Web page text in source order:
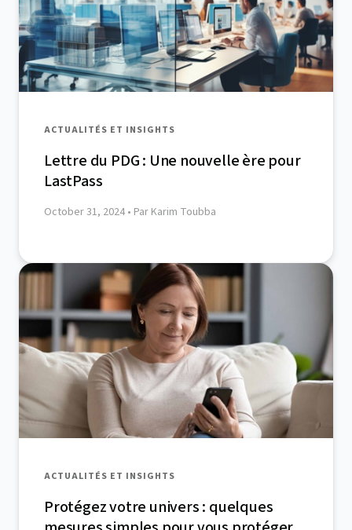
ACTUALITÉS ET INSIGHTS
Lettre du PDG : Une nouvelle ère pour
LastPass
October 31, 2024 • Par Karim Toubba
ACTUALITÉS ET INSIGHTS
Protégez votre univers : quelques